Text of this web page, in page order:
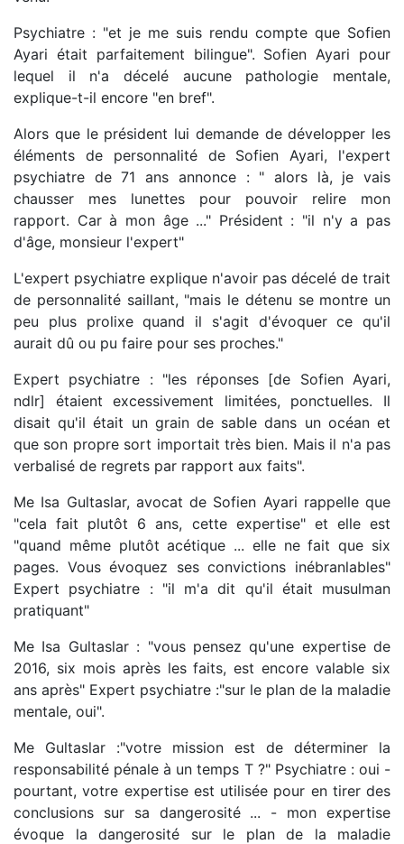
Psychiatre : "et je me suis rendu compte que Sofien
Ayari était parfaitement bilingue". Sofien Ayari pour
lequel il n'a décelé aucune pathologie mentale,
explique-t-il encore "en bref".
Alors que le président lui demande de développer les
éléments de personnalité de Sofien Ayari, l'expert
psychiatre de 71 ans annonce : " alors là, je vais
chausser mes lunettes pour pouvoir relire mon
rapport. Car à mon âge ..." Président : "il n'y a pas
d'âge, monsieur l'expert"
L'expert psychiatre explique n'avoir pas décelé de trait
de personnalité saillant, "mais le détenu se montre un
peu plus prolixe quand il s'agit d'évoquer ce qu'il
aurait dû ou pu faire pour ses proches."
Expert psychiatre : "les réponses [de Sofien Ayari,
ndlr] étaient excessivement limitées, ponctuelles. Il
disait qu'il était un grain de sable dans un océan et
que son propre sort importait très bien. Mais il n'a pas
verbalisé de regrets par rapport aux faits".
Me Isa Gultaslar, avocat de Sofien Ayari rappelle que
"cela fait plutôt 6 ans, cette expertise" et elle est
"quand même plutôt acétique ... elle ne fait que six
pages. Vous évoquez ses convictions inébranlables"
Expert psychiatre : "il m'a dit qu'il était musulman
pratiquant"
Me Isa Gultaslar : "vous pensez qu'une expertise de
2016, six mois après les faits, est encore valable six
ans après" Expert psychiatre :"sur le plan de la maladie
mentale, oui".
Me Gultaslar :"votre mission est de déterminer la
responsabilité pénale à un temps T ?" Psychiatre : oui -
pourtant, votre expertise est utilisée pour en tirer des
conclusions sur sa dangerosité ... - mon expertise
évoque la dangerosité sur le plan de la maladie